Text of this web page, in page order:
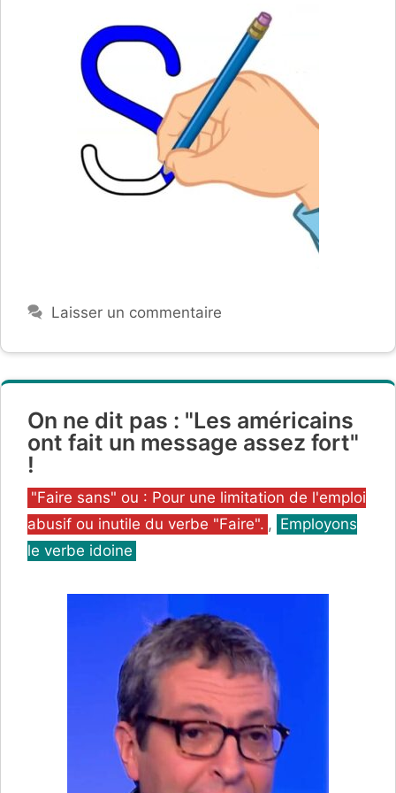
Laisser un commentaire
On ne dit pas : "Les américains
ont fait un message assez fort"
!
Catégories
"Faire sans" ou : Pour une limitation de l'emploi
abusif ou inutile du verbe "Faire". , Employons
le verbe idoine